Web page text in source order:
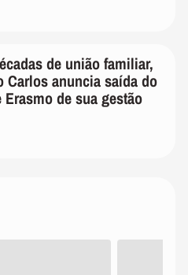
de união familiar,
Carlos anuncia saída do
de sua gestão